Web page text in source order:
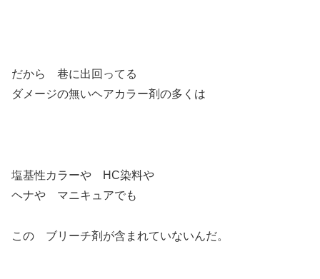
だから 巷に出回ってる
ダメージの無いヘアカラー剤の多くは
塩基性カラーや HC染料や
ヘナや マニキュアでも
この ブリーチ剤が含まれていないんだ。